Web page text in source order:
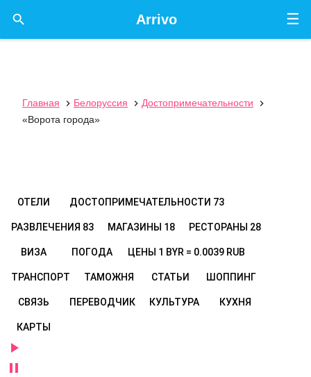
☰
Arrivo

Главная  Белоруссия  Достопримечательности

«Ворота города»
ОТЕЛИ ДОСТОПРИМЕЧАТЕЛЬНОСТИ 73
РАЗВЛЕЧЕНИЯ 83 МАГАЗИНЫ 18 РЕСТОРАНЫ 28
ВИЗА ПОГОДА ЦЕНЫ 1 BYR = 0.0039 RUB
ТРАНСПОРТ ТАМОЖНЯ СТАТЬИ ШОППИНГ
СВЯЗЬ ПЕРЕВОДЧИК КУЛЬТУРА КУХНЯ
КАРТЫ

